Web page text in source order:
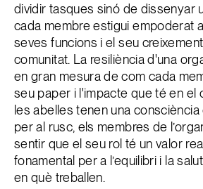
dividir tasques sinó de dissenyar
cada membre estigui empoderat
seves funcions i el seu
comunitat. La resiliència d'una
en gran mesura de com cada
seu paper i l'impacte que té en el
les abelles tenen una
per al rusc, els membres de
sentir que el seu rol té un valor
fonamental per a l’equilibri i la
en què treballen.